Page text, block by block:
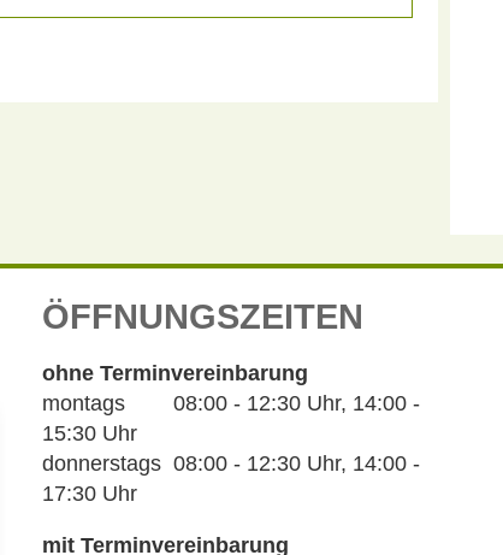
ÖFFNUNGSZEITEN
ohne Terminvereinbarung
montags 08:00 - 12:30 Uhr, 14:00 -
15:30 Uhr
donnerstags 08:00 - 12:30 Uhr, 14:00 -
17:30 Uhr
mit Terminvereinbarung